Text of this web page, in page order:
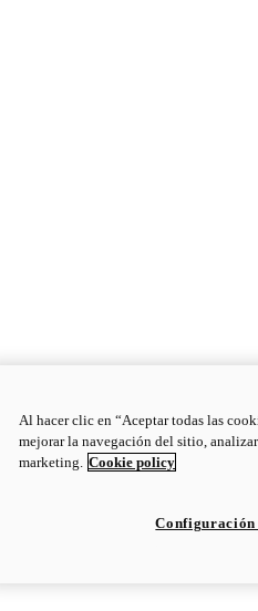
Al hacer clic en “Aceptar todas las
mejorar la navegación del sitio,
marketing. Cookie policy
Configuración